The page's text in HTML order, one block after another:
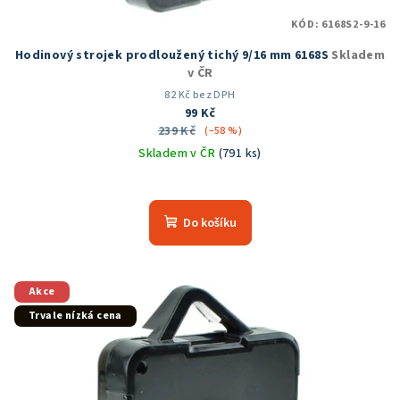
Hodinový strojek prodloužený tichý 9/16 mm 6168S Skladem
v ČR
82 Kč bez DPH
99 Kč
239 Kč (–58 %)
Skladem v ČR (791 ks)
hodnocení
produktu
5
hvězdiček.
Do košíku
KÓD: 6168S2-9-16
Akce
Trvale nízká cena